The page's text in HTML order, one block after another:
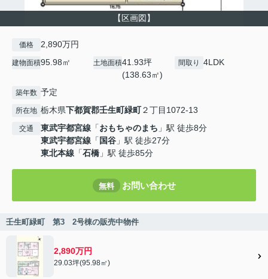
【区画図】
価格 2,890万円
建物面積95.98㎡ 土地面積41.93坪
(138.63㎡)
間取り 4LDK
築年数 予定
所在地 栃木県下都賀郡壬生町緑町２丁目1072-13
交通 東武宇都宮線 「おもちゃのまち 」駅 徒歩8分
東武宇都宮線 「 国谷 」駅 徒歩27分
東北本線 「石橋 」駅 徒歩85分
無料 お問い合わせ
壬生町緑町 第3 2号棟の販売中物件
2,890万円
29.03坪(95.98㎡)